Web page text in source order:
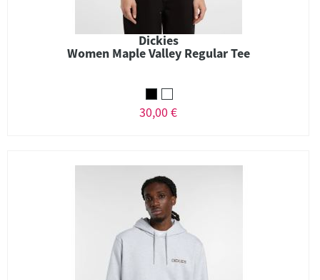
Dickies
Women Maple Valley Regular Tee
30,00 €